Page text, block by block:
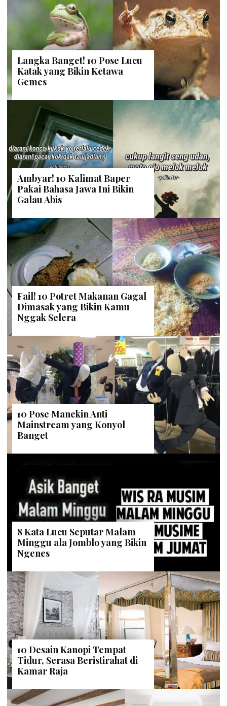
Langka Banget! 10 Pose Lucu
Katak yang Bikin Ketawa
Gemes
Ambyar! 10 Kalimat Baper
Pakai Bahasa Jawa Ini Bikin
Galau Abis
Fail! 10 Potret Makanan Gagal
Dimasak yang Bikin Kamu
Nggak Selera
10 Pose Manekin Anti
Mainstream yang Konyol
Banget
8 Kata Lucu Seputar Malam
Minggu ala Jomblo yang Bikin
Ngenes
10 Desain Kanopi Tempat
Tidur, Serasa Beristirahat di
Kamar Raja